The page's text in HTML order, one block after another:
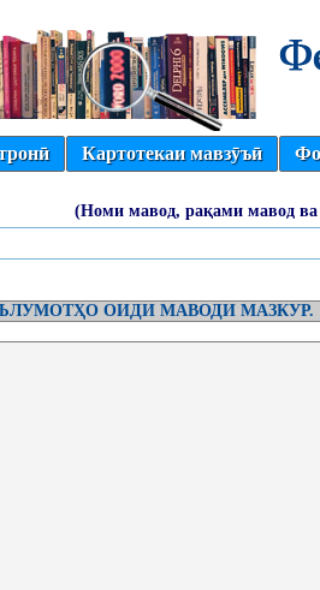
Картотекаи мавзӯъӣ
(Номи мавод, рақами мавод
ОИДИ МАВОДИ МАЗКУР.